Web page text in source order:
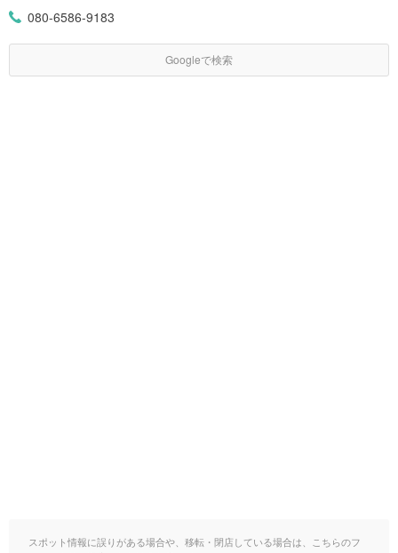
080-6586-9183
Googleで検索
スポット情報に誤りがある場合や、移転・閉店している場合は、こちらのフ